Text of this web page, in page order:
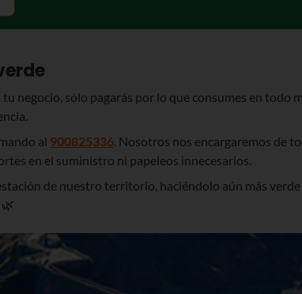
negocio, sólo pagarás por lo que consumes en todo
al 900825336. Nosotros nos encargaremos de
en el suministro ni papeleos innecesarios.
de nuestro territorio, haciéndolo aún más